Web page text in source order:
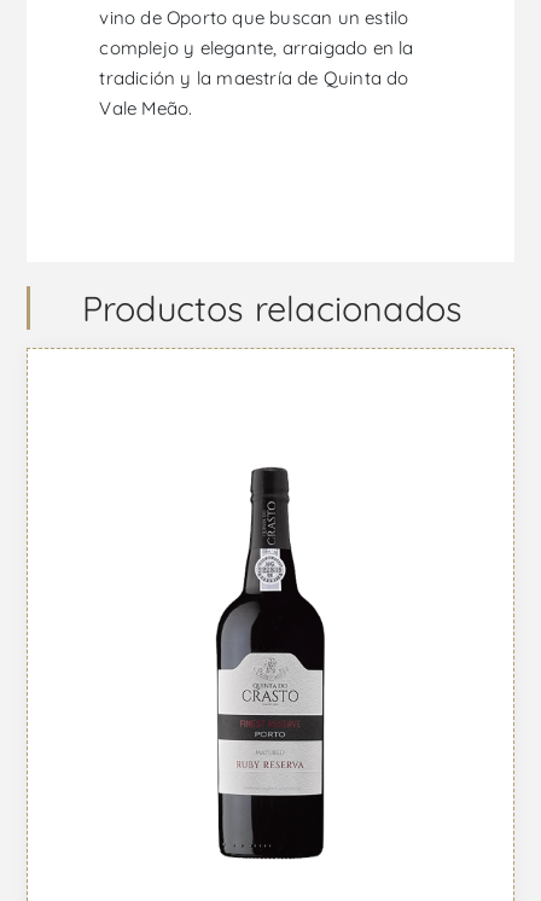
vino de Oporto que buscan un estilo
complejo y elegante, arraigado en la
tradición y la maestría de Quinta do
Vale Meão.
Productos relacionados